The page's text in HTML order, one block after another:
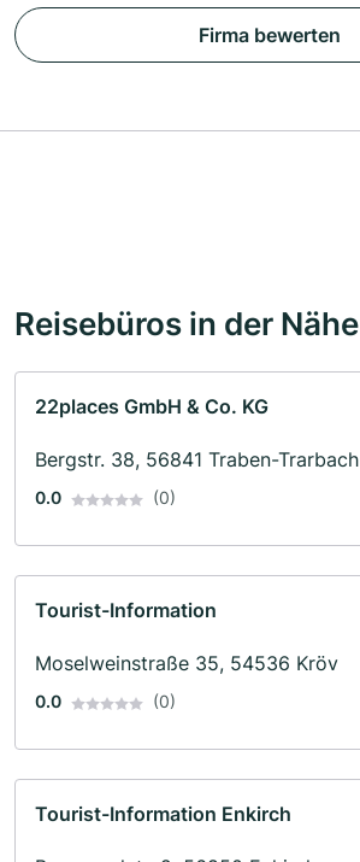
Firma bewerten
Reisebüros in der Nähe
22places GmbH & Co. KG
Bergstr. 38, 56841 Traben-Trarbach
0.0 (0)
Tourist-Information
Moselweinstraße 35, 54536 Kröv
0.0 (0)
Tourist-Information Enkirch